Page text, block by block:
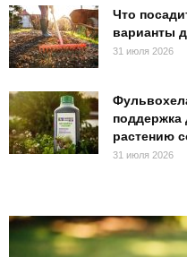
Что
варианты
31 июля 2026
поддержка
растению
31 июля 2026